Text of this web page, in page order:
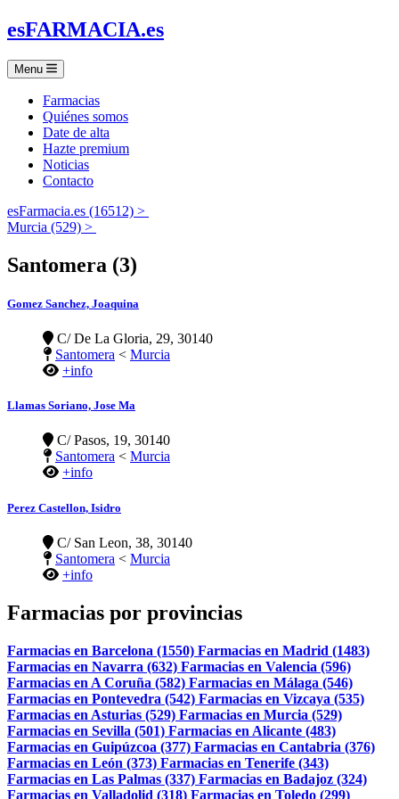
esFARMACIA.es
Menu
Farmacias
Quiénes somos
Date de alta
Hazte premium
Noticias
Contacto
esFarmacia.es (16512) >
Murcia (529) >
Santomera (3)
Gomez Sanchez, Joaquina
C/ De La Gloria, 29, 30140
Santomera < Murcia
+info
Llamas Soriano, Jose Ma
C/ Pasos, 19, 30140
Santomera < Murcia
+info
Perez Castellon, Isidro
C/ San Leon, 38, 30140
Santomera < Murcia
+info
Farmacias por provincias
Farmacias en Barcelona (1550) Farmacias en Madrid (1483)
Farmacias en Navarra (632) Farmacias en Valencia (596)
Farmacias en A Coruña (582) Farmacias en Málaga (546)
Farmacias en Pontevedra (542) Farmacias en Vizcaya (535)
Farmacias en Asturias (529) Farmacias en Murcia (529)
Farmacias en Sevilla (501) Farmacias en Alicante (483)
Farmacias en Guipúzcoa (377) Farmacias en Cantabria (376)
Farmacias en León (373) Farmacias en Tenerife (343)
Farmacias en Las Palmas (337) Farmacias en Badajoz (324)
Farmacias en Valladolid (318) Farmacias en Toledo (299)